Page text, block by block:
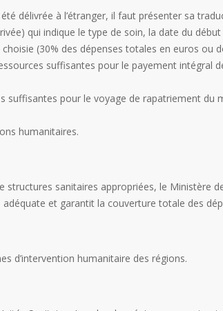
délivrée à l’étranger, il faut présenter sa
qui indique le type de soin, la date du
(30% des dépenses totales en euros ou
suffisantes pour le payement intégral
pour le voyage de rapatriement du
humanitaires.
structures sanitaires appropriées, le Ministère
et garantit la couverture totale des
d’intervention humanitaire des régions.